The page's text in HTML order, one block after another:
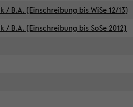
B.A. (Einschreibung bis WiSe 12/13)
B.A. (Einschreibung bis SoSe 2012)